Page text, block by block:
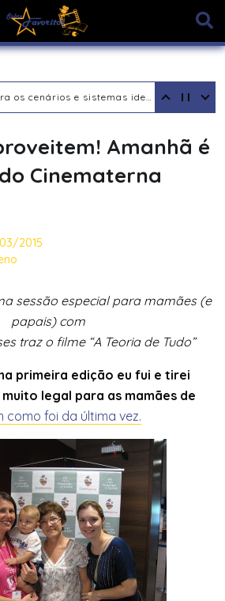
Tipos de RPG: descubra os cenários e sistemas ideais para sua aventura
Amanhã é
Cinematerna
2015
sessão especial para mamães (e
papais) com
traz o filme “A Teoria de Tudo”
primeira edição eu fui e tirei
legal para as mamães de
como foi da última vez.